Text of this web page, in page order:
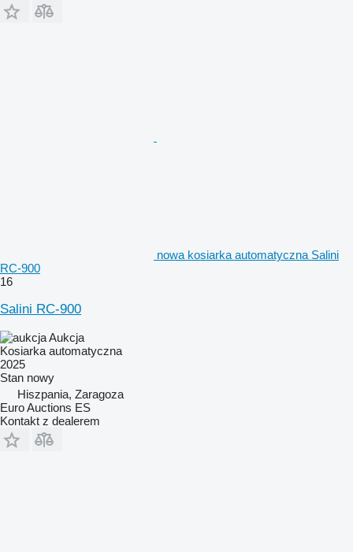
nowa kosiarka automatyczna Salini
RC-900
16
Salini RC-900
Aukcja
Kosiarka automatyczna
2025
Stan nowy
Hiszpania, Zaragoza
Euro Auctions ES
Kontakt z dealerem